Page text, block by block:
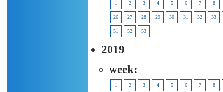
1 2 3 4 5 6 7 8
26 27 28 29 30 31 32 33
51 52 53
2019
week:
1 2 3 4 5 6 7 8